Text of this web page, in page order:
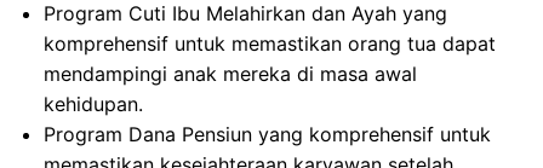
Program Cuti Ibu Melahirkan dan Ayah yang
komprehensif untuk memastikan orang tua dapat
mendampingi anak mereka di masa awal
kehidupan.
Program Dana Pensiun yang komprehensif untuk